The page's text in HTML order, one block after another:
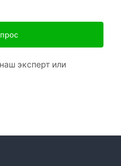
эксперт или